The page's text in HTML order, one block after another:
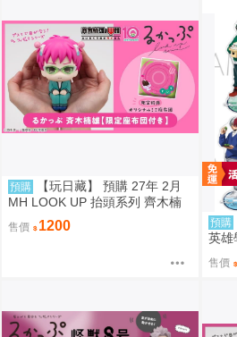
預購
【玩日藏】 預購 27年 2月
MH LOOK UP 抬頭系列 齊木楠
雄的災難 齊木楠雄 抬頭公仔 特
典 代理版
售價 1200 預購
英雄
久
壓克
售價